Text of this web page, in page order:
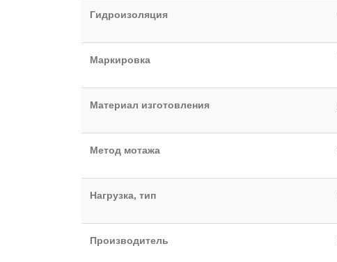
Гидроизоляция
Маркировка
Материал изготовления
Метод мотажа
Нагрузка, тип
Производитель